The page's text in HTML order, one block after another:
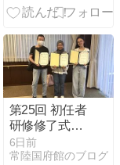
底解説
第25回 初任者
研修修了式📖
✍
6日前
常陸国府館のブログ